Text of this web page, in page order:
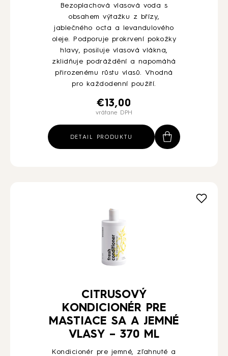
Bezoplachová vlasová voda s
obsahem výtažku z břízy,
jablečného octa a levandulového
oleje. Podporuje prokrvení pokožky
hlavy, posiluje vlasová vlákna,
zklidňuje podráždění a napomáhá
přirozenému růstu vlasů. Vhodná
pro každodenní použití.
€ 13,00
vrátane DPH
DETAIL PRODUKTU
CITRUSOVÝ
KONDICIONÉR PRE
MASTIACE SA A JEMNÉ
VLASY – 370 ML
Kondicionér pre jemné, zľahnuté a